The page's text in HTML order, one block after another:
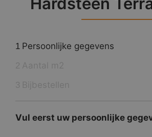
1 Persoonlijke gegevens
Vul eerst uw persoonlijke